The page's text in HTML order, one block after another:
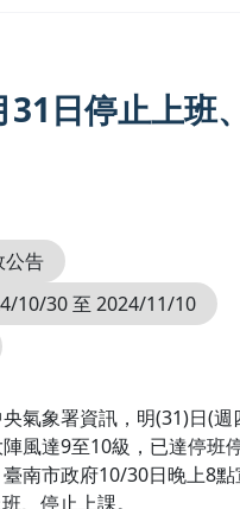
31日停止上班
公告
10/30 至 2024/11/10
氣象署資訊，明(31)日(週
風達9至10級，已達停班
南市政府10/30日晚上8點
、停止上課。